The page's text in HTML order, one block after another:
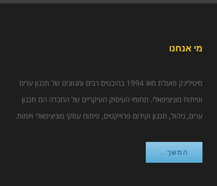
מי אנחנו
סיטילינק פועלת מאז 1994 בהיבטים רבים ומגוונים של תכנון ערים
ופיתוח מוניציפאלי. תחומי העיסוק העיקריים של החברה הם תכנון
ערים, ניהול, תכנון וקידום פרוייקטים, פיתוח עסקי מוניציפאלי ויזמות.
המשך...